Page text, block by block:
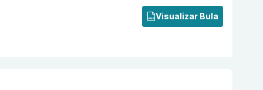
Visualizar Bula